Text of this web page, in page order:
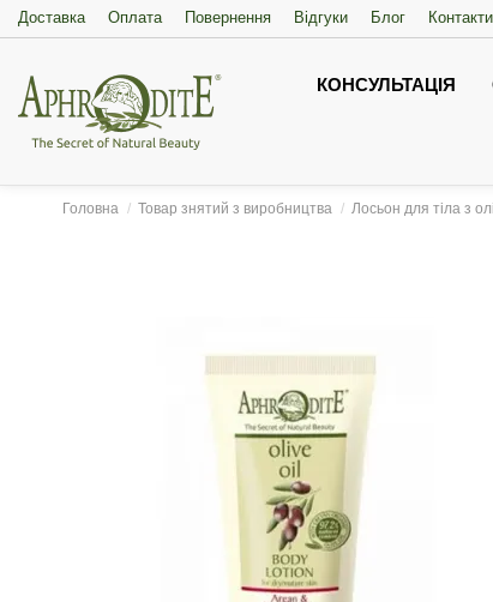
Доставка Оплата Повернення Відгуки Блог Контакти
КОНСУЛЬТАЦІЯ
Головна Товар знятий з виробництва Лосьон для тіла з